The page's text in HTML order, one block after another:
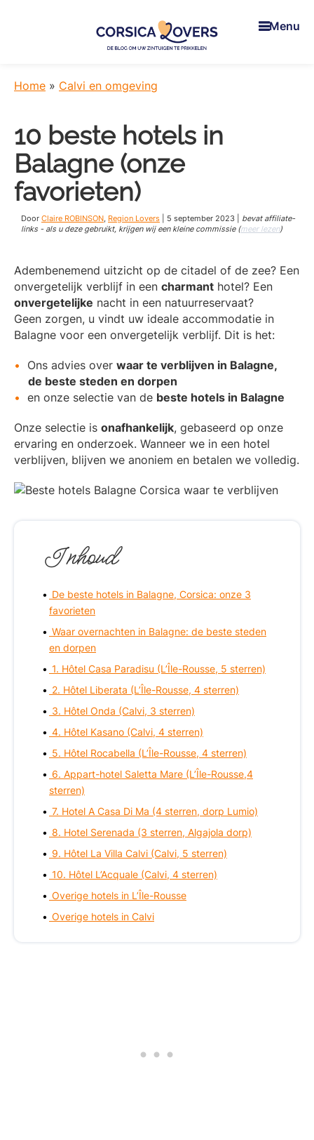
Lovers
zintuigen
Corsica
-
De
blog
van
Claire
en
Menu
Home » Calvi en omgeving
10 beste hotels in
Balagne (onze
favorieten)
Door Claire ROBINSON Region Lovers 5 september 2023
bevat affiliate-
links - als u deze gebruikt, krijgen wij een kleine commissie (meer lezen)
Adembenemend uitzicht op de citadel of de zee? Een
onvergetelijk verblijf in een charmant hotel? Een
onvergetelijke nacht in een natuurreservaat?
Geen zorgen, u vindt uw ideale accommodatie in
Balagne voor een onvergetelijk verblijf. Dit is het:
Ons advies over waar te verblijven in Balagne,
de beste steden en dorpen
en onze selectie van de beste hotels in Balagne
Onze selectie is onafhankelijk, gebaseerd op onze
ervaring en onderzoek. Wanneer we in een hotel
verblijven, blijven we anoniem en betalen we volledig.
Inhoud
De beste hotels in Balagne, Corsica: onze 3
favorieten
Waar overnachten in Balagne: de beste steden
en dorpen
1. Hôtel Casa Paradisu (L’Île-Rousse, 5 sterren)
2. Hôtel Liberata (L’Île-Rousse, 4 sterren)
3. Hôtel Onda (Calvi, 3 sterren)
4. Hôtel Kasano (Calvi, 4 sterren)
5. Hôtel Rocabella (L’Île-Rousse, 4 sterren)
6. Appart-hotel Saletta Mare (L’Île-Rousse,4
sterren)
7. Hotel A Casa Di Ma (4 sterren, dorp Lumio)
8. Hotel Serenada (3 sterren, Algajola dorp)
9. Hôtel La Villa Calvi (Calvi, 5 sterren)
10. Hôtel L’Acquale (Calvi, 4 sterren)
Overige hotels in L’Île-Rousse
Overige hotels in Calvi